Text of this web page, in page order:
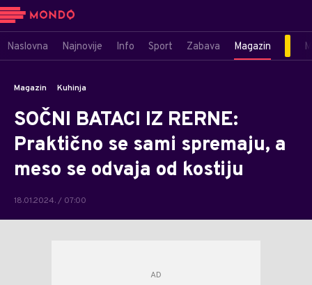
Naslovna Najnovije Info Sport Zabava Magazin
Magazin Kuhinja
SOČNI BATACI IZ RERNE:
Praktično se sami spremaju, a
meso se odvaja od kostiju
18.01.2024. / 07:00